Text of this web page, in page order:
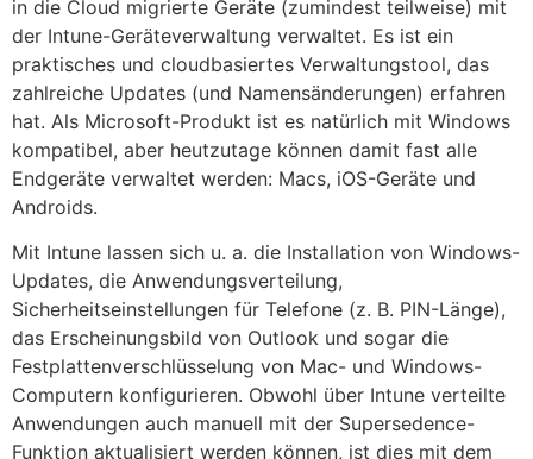
in die Cloud migrierte Geräte (zumindest teilweise) mit
der Intune-Geräteverwaltung verwaltet. Es ist ein
praktisches und cloudbasiertes Verwaltungstool, das
zahlreiche Updates (und Namensänderungen) erfahren
hat. Als Microsoft-Produkt ist es natürlich mit Windows
kompatibel, aber heutzutage können damit fast alle
Endgeräte verwaltet werden: Macs, iOS-Geräte und
Androids.
Mit Intune lassen sich u. a. die Installation von Windows-
Updates, die Anwendungsverteilung,
Sicherheitseinstellungen für Telefone (z. B. PIN-Länge),
das Erscheinungsbild von Outlook und sogar die
Festplattenverschlüsselung von Mac- und Windows-
Computern konfigurieren. Obwohl über Intune verteilte
Anwendungen auch manuell mit der Supersedence-
Funktion aktualisiert werden können, ist dies mit dem